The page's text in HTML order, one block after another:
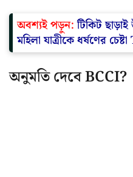
অবশ্যই পড়ুন: টিকিট
মহিলা যাত্রীকে ধর্ষণের
অনুমতি দেবে BCCI?